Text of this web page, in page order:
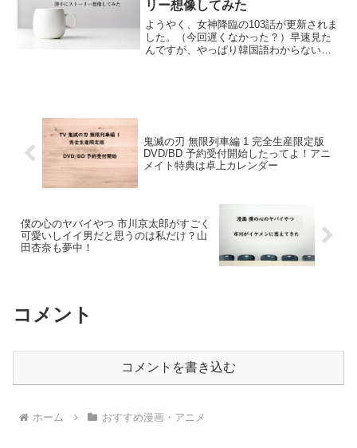
リー想像してみた
ようやく、女神降臨の103話が更新されま
した。（今回遅くなかった？）早速見た
んですが、やっぱり韓国語わからないと
鬼滅の刃 無限列車編 1 完全生産限定版
DVD/BD 予約受付開始したってよ！アニ
メイト特典は卓上カレンダー
僕の心のヤバイやつ 市川京太郎がすごく
可愛いしイイ男だと思うのは私だけ？山
田杏奈も夢中！
コメント
コメントを書き込む
ホーム おすすめ漫画・アニメ